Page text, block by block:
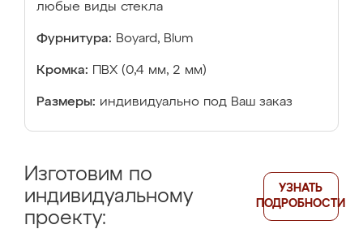
любые виды стекла
Фурнитура: Boyard, Blum
Кромка: ПВХ (0,4 мм, 2 мм)
Размеры: индивидуально под Ваш заказ
Изготовим по
индивидуальному
проекту:
УЗНАТЬ
ПОДРОБНОСТИ